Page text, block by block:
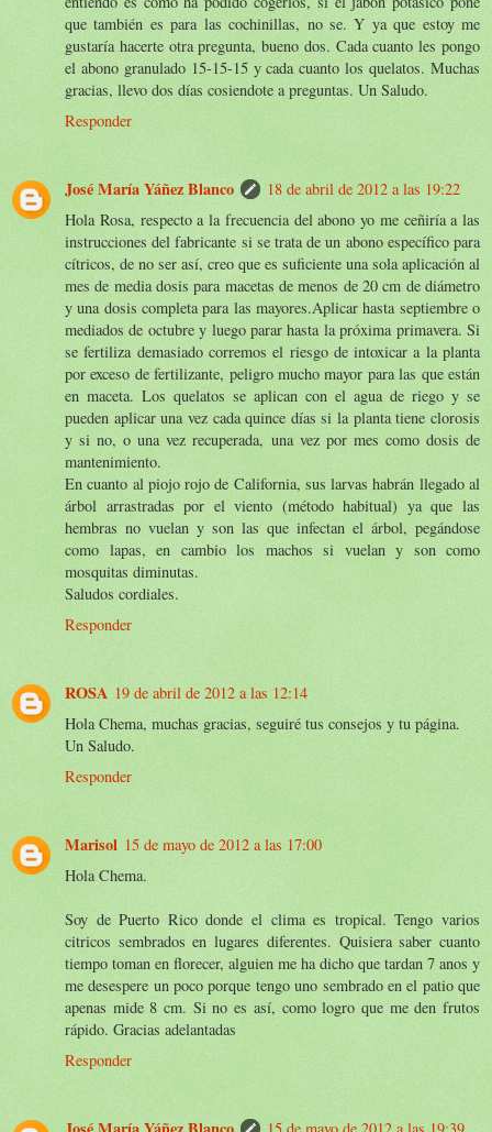
que también es para las cochinillas, no se. Y ya que estoy me
gustaría hacerte otra pregunta, bueno dos. Cada cuanto les pongo
el abono granulado 15-15-15 y cada cuanto los quelatos. Muchas
gracias, llevo dos días cosiendote a preguntas. Un Saludo.
Responder
José María Yáñez Blanco
18 de abril de 2012 a las 19:22
Hola Rosa, respecto a la frecuencia del abono yo me ceñiría a las
instrucciones del fabricante si se trata de un abono específico para
cítricos, de no ser así, creo que es suficiente una sola aplicación al
mes de media dosis para macetas de menos de 20 cm de diámetro
y una dosis completa para las mayores.Aplicar hasta septiembre o
mediados de octubre y luego parar hasta la próxima primavera. Si
se fertiliza demasiado corremos el riesgo de intoxicar a la planta
por exceso de fertilizante, peligro mucho mayor para las que están
en maceta. Los quelatos se aplican con el agua de riego y se
pueden aplicar una vez cada quince días si la planta tiene clorosis
y si no, o una vez recuperada, una vez por mes como dosis de
mantenimiento.
En cuanto al piojo rojo de California, sus larvas habrán llegado al
árbol arrastradas por el viento (método habitual) ya que las
hembras no vuelan y son las que infectan el árbol, pegándose
como lapas, en cambio los machos si vuelan y son como
mosquitas diminutas.
Saludos cordiales.
Responder
ROSA 19 de abril de 2012 a las 12:14
Hola Chema, muchas gracias, seguiré tus consejos y tu página.
Un Saludo.
Responder
Marisol 15 de mayo de 2012 a las 17:00
Hola Chema.
Soy de Puerto Rico donde el clima es tropical. Tengo varios
citricos sembrados en lugares diferentes. Quisiera saber cuanto
tiempo toman en florecer, alguien me ha dicho que tardan 7 anos y
me desespere un poco porque tengo uno sembrado en el patio que
apenas mide 8 cm. Si no es así, como logro que me den frutos
rápido. Gracias adelantadas
Responder
15 de mayo de 2012 a las 19:39